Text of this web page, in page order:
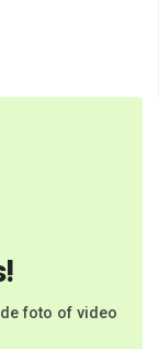
foto of video